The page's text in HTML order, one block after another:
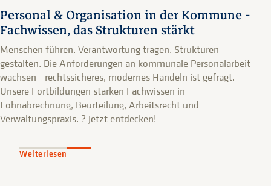
Personal & Organisation in der Kommune -
Fachwissen, das Strukturen stärkt
Menschen führen. Verantwortung tragen. Strukturen
gestalten. Die Anforderungen an kommunale Personalarbeit
wachsen - rechtssicheres, modernes Handeln ist gefragt.
Unsere Fortbildungen stärken Fachwissen in
Lohnabrechnung, Beurteilung, Arbeitsrecht und
Verwaltungspraxis. ? Jetzt entdecken!
Weiterlesen